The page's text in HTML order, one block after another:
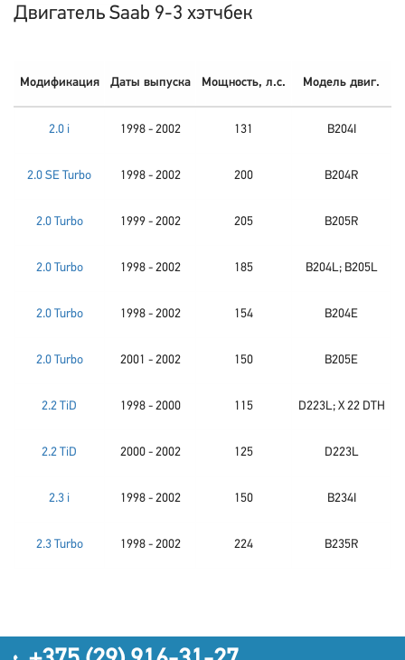
Двигатель Saab 9-3 хэтчбек
Модификация Даты выпуска Мощность, л.с. Модель двиг.
2.0 i 1998 - 2002 131 B204I
2.0 SE Turbo 1998 - 2002 200 B204R
2.0 Turbo 1999 - 2002 205 B205R
2.0 Turbo 1998 - 2002 185 B204L; B205L
2.0 Turbo 1998 - 2002 154 B204E
2.0 Turbo 2001 - 2002 150 B205E
2.2 TiD 1998 - 2000 115 D223L; X 22 DTH
2.2 TiD 2000 - 2002 125 D223L
2.3 i 1998 - 2002 150 B234I
2.3 Turbo 1998 - 2002 224 B235R